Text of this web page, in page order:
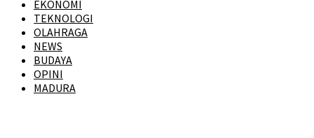
EKONOMI
TEKNOLOGI
OLAHRAGA
NEWS
BUDAYA
OPINI
MADURA